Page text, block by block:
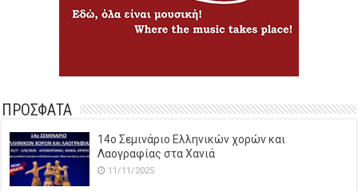
ΠΡΟΣΦΑΤΑ
14o Σεμινάριο Ελληνικών χορών και
Λαογραφίας στα Χανιά
11/11/2025